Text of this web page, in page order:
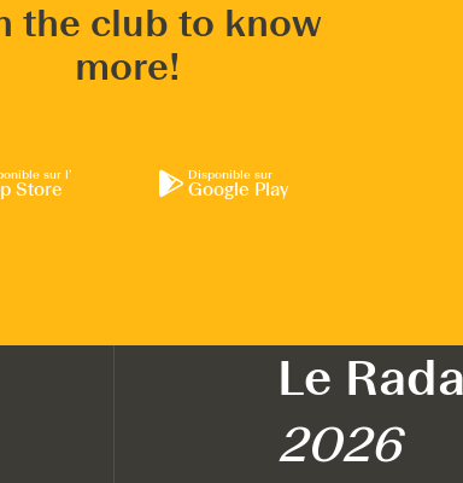
the club to know
more!
sur l’
Store
Disponible sur
Google Play
Le
2026